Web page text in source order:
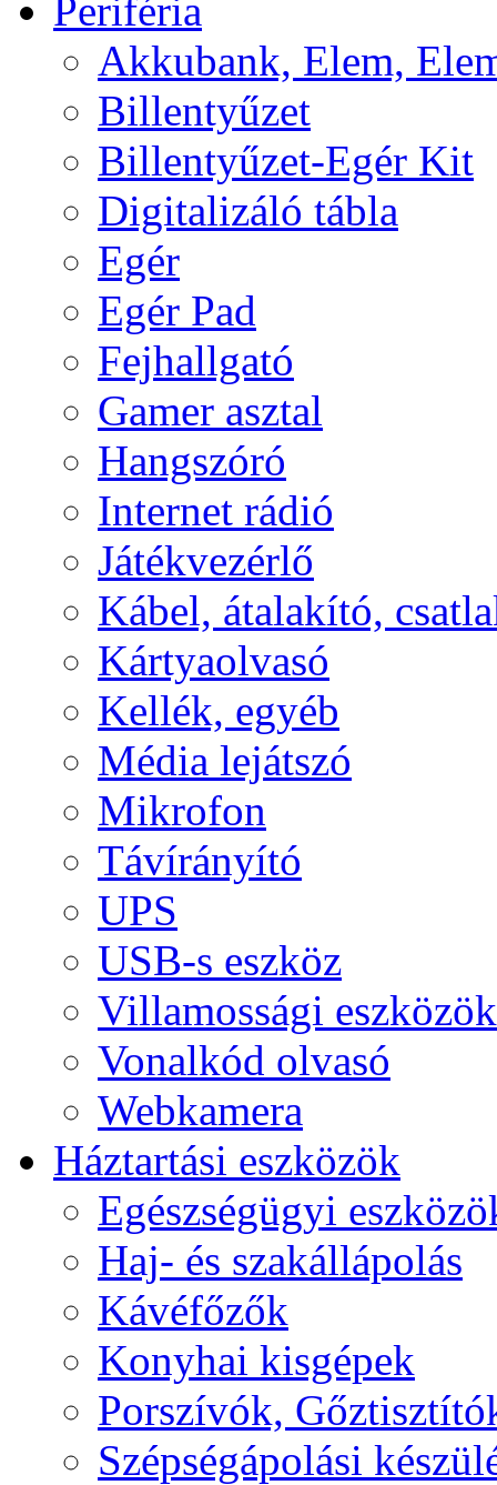
Periféria
Akkubank, Elem,
Billentyűzet
Billentyűzet-Egér Kit
Digitalizáló tábla
Egér
Egér Pad
Fejhallgató
Gamer asztal
Hangszóró
Internet rádió
Játékvezérlő
Kábel, átalakító,
Kártyaolvasó
Kellék, egyéb
Média lejátszó
Mikrofon
Távírányító
UPS
USB-s eszköz
Villamossági eszközök
Vonalkód olvasó
Webkamera
Háztartási eszközök
Egészségügyi
Haj- és szakállápolás
Kávéfőzők
Konyhai kisgépek
Porszívók,
Szépségápolási